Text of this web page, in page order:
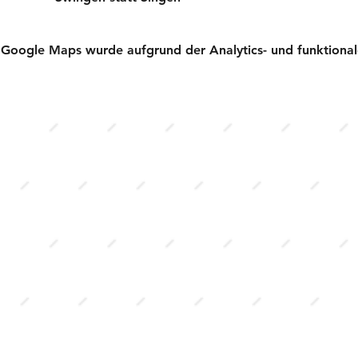
Google Maps wurde aufgrund der Analytics- und